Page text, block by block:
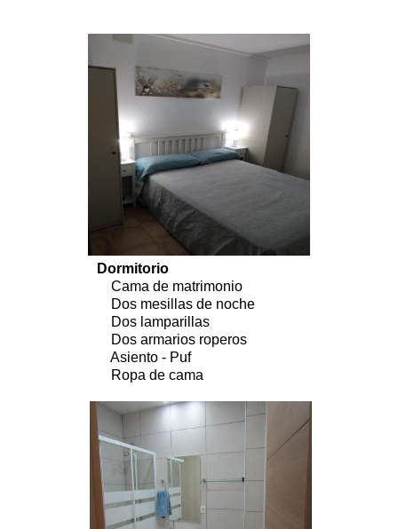
Dormitorio
Cama de matrimonio
Dos mesillas de noche
Dos lamparillas
Dos armarios roperos
Asiento - Puf
Ropa de cama